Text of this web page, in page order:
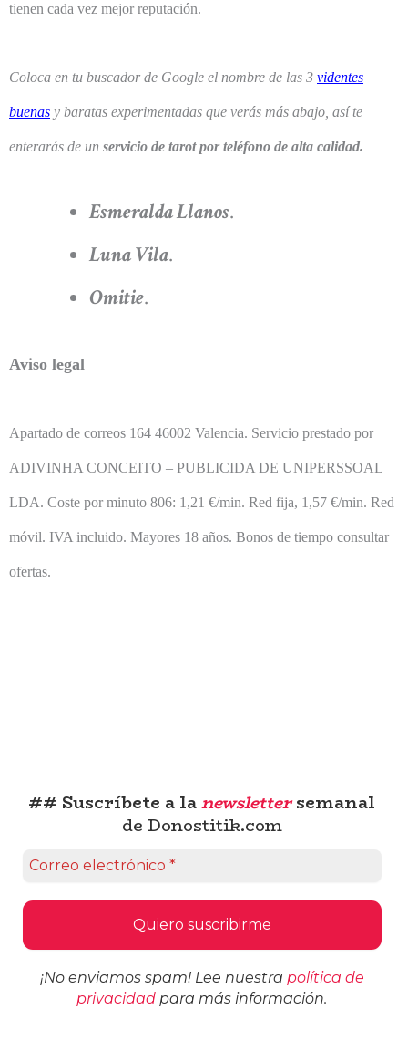
tienen cada vez mejor reputación.
Coloca en tu buscador de Google el nombre de las 3 videntes
buenas y baratas experimentadas que verás más abajo, así te
enterarás de un servicio de tarot por teléfono de alta calidad.
Esmeralda Llanos.
Luna Vila.
Omitie.
Aviso legal
Apartado de correos 164 46002 Valencia. Servicio prestado por
ADIVINHA CONCEITO – PUBLICIDA DE UNIPERSSOAL
LDA. Coste por minuto 806: 1,21 €/min. Red fija, 1,57 €/min. Red
móvil. IVA incluido. Mayores 18 años. Bonos de tiempo consultar
ofertas.
## Suscríbete a lanewslettersemanal
de Donostitik.com
¡No enviamos spam! Lee nuestra política de
privacidad para más información.